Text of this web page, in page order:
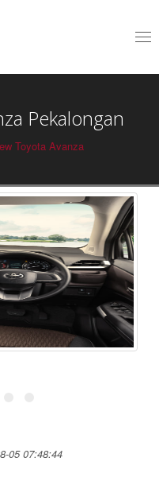
Pekalongan
Toyota Avanza
05 07:48:44